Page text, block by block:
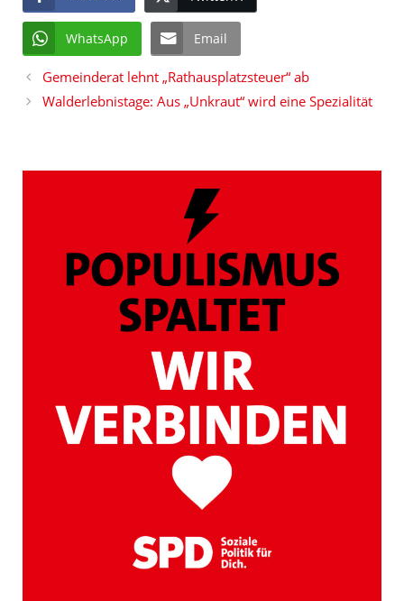
WhatsApp Email
Gemeinderat lehnt „Rathausplatzsteuer“ ab
Walderlebnistage: Aus „Unkraut“ wird eine Spezialität